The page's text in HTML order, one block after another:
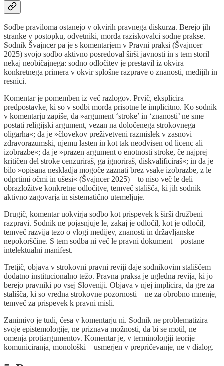
Sodbe praviloma ostanejo v okvirih pravnega diskurza. Berejo jih
stranke v postopku, odvetniki, morda raziskovalci sodne prakse.
Sodnik Švajncer pa je s komentarjem v Pravni praksi (Švajncer
2025) svojo sodbo aktivno posredoval širši javnosti in s tem storil
nekaj neobičajnega: sodno odločitev je prestavil iz okvira
konkretnega primera v okvir splošne razprave o znanosti, medijih in
resnici.
Komentar je pomemben iz več razlogov. Prvič, eksplicira
predpostavke, ki so v sodbi morda prisotne le implicitno. Ko sodnik
v komentarju zapiše, da »argument ‘stroke’ in ‘znanosti’ ne sme
postati religijski argument, vezan na določenega strokovnega
oligarha«; da je »človekov preživetveni razmislek v zasnovi
zdravorazumski, njemu lasten in kot tak neodvisen od licenc ali
izobrazbe«; da je »prazen argument o enotnosti stroke, če najprej
kritičen del stroke cenzuriraš, ga ignoriraš, diskvalificiraš«; in da je
bilo »opisana neskladja mogoče zaznati brez vsake izobrazbe, z le
odprtimi očmi in ušesi« (Švajncer 2025) – to niso več le deli
obrazložitve konkretne odločitve, temveč stališča, ki jih sodnik
aktivno zagovarja in sistematično utemeljuje.
Drugič, komentar uokvirja sodbo kot prispevek k širši družbeni
razpravi. Sodnik ne pojasnjuje le, zakaj je odločil, kot je odločil,
temveč razvija tezo o vlogi medijev, znanosti in državljanske
nepokorščine. S tem sodba ni več le pravni dokument – postane
intelektualni manifest.
Tretjič, objava v strokovni pravni reviji daje sodnikovim stališčem
dodatno institucionalno težo. Pravna praksa je ugledna revija, ki jo
berejo pravniki po vsej Sloveniji. Objava v njej implicira, da gre za
stališča, ki so vredna strokovne pozornosti – ne za obrobno mnenje,
temveč za prispevek k pravni misli.
Zanimivo je tudi, česa v komentarju ni. Sodnik ne problematizira
svoje epistemologije, ne priznava možnosti, da bi se motil, ne
omenja protiargumentov. Komentar je, v terminologiji teorije
komuniciranja, monološki – usmerjen v prepričevanje, ne v dialog.